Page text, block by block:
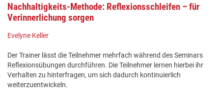
Nachhaltigkeits-Methode: Reflexionsschleifen – für
Verinnerlichung sorgen
Evelyne Keller
Der Trainer lässt die Teilnehmer mehrfach während des Seminars
Reflexionsübungen durchführen. Die Teilnehmer lernen hierbei ihr
Verhalten zu hinterfragen, um sich dadurch kontinuierlich
weiterzuentwickeln.